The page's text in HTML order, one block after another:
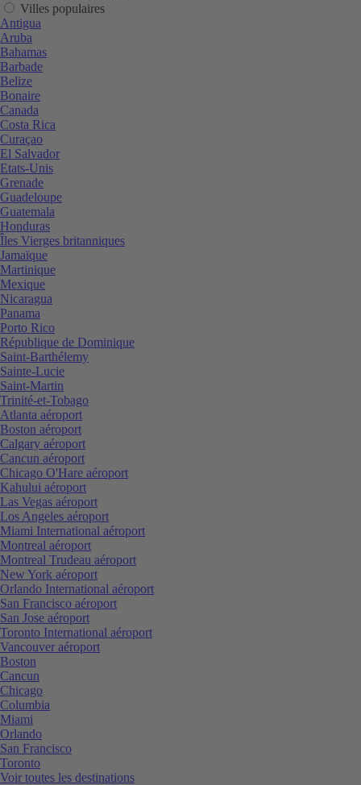
Villes populaires
Antigua
Aruba
Bahamas
Barbade
Belize
Bonaire
Canada
Costa Rica
Curaçao
El Salvador
Etats-Unis
Grenade
Guadeloupe
Guatemala
Honduras
Îles Vierges britanniques
Jamaïque
Martinique
Mexique
Nicaragua
Panama
Porto Rico
République de Dominique
Saint-Barthélemy
Sainte-Lucie
Saint-Martin
Trinité-et-Tobago
Atlanta aéroport
Boston aéroport
Calgary aéroport
Cancun aéroport
Chicago O'Hare aéroport
Kahului aéroport
Las Vegas aéroport
Los Angeles aéroport
Miami International aéroport
Montreal aéroport
Montreal Trudeau aéroport
New York aéroport
Orlando International aéroport
San Francisco aéroport
San Jose aéroport
Toronto International aéroport
Vancouver aéroport
Boston
Cancun
Chicago
Columbia
Miami
Orlando
San Francisco
Toronto
Voir toutes les destinations